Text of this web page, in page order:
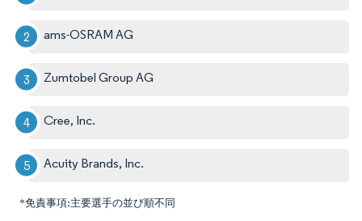
ams-OSRAM AG
Zumtobel Group AG
Cree, Inc.
Acuity Brands, Inc.
*免責事項:主要選手の並び順不同